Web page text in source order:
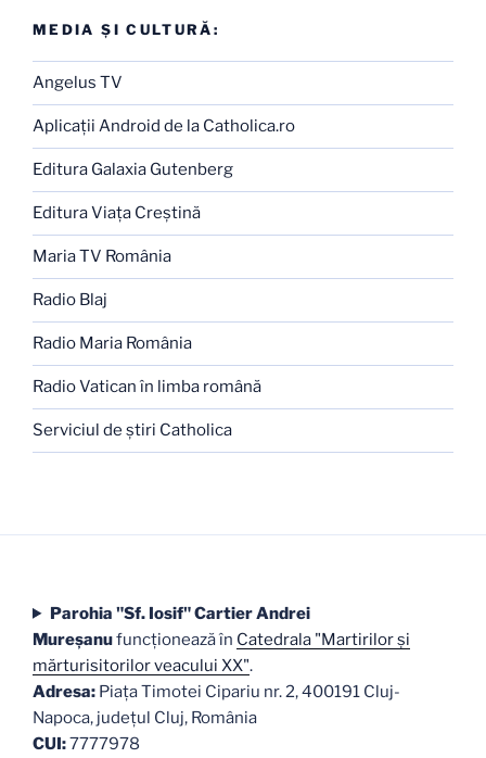
MEDIA ŞI CULTURĂ:
Angelus TV
Aplicaţii Android de la Catholica.ro
Editura Galaxia Gutenberg
Editura Viaţa Creştină
Maria TV România
Radio Blaj
Radio Maria România
Radio Vatican în limba română
Serviciul de ştiri Catholica
Parohia "Sf. Iosif" Cartier Andrei
Mureşanufuncţionează în Catedrala "Martirilor şi
mărturisitorilor veacului XX".
Adresa: Piaţa Timotei Cipariu nr. 2, 400191 Cluj-
Napoca, judeţul Cluj, România
CUI:7777978